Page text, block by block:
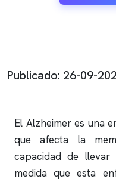
Publicado: 26-09-
El Alzheimer es una
que afecta la
capacidad de
medida que esta